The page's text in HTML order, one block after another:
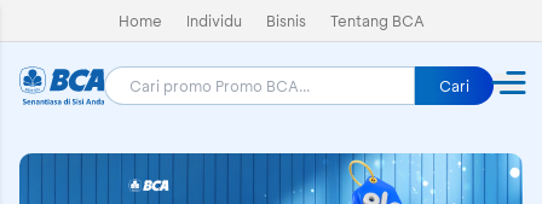
Home Individu Bisnis Tentang BCA
Cari